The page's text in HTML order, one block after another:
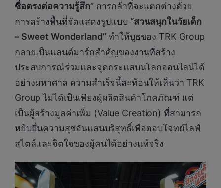
ซื่อตรงต่อความรู้สึก” การกล้าที่จะแตกต่างด้วย
การสร้างพื้นที่จัดแสดงรูปแบบ “สวนสนุกในวัยเด็ก
– Sweet Wonderland” ทำให้บูธของ TRK Group
กลายเป็นแลนด์มาร์กสำคัญของงานที่สร้าง
ประสบการณ์ร่วมและจุดกระแสบนโลกออนไลน์ได้
อย่างมหาศาล ความสำเร็จนี้สะท้อนให้เห็นว่า TRK
Group ไม่ได้เป็นเพียงผู้ผลิตสินค้าโภคภัณฑ์ แต่
เป็นผู้สร้างมูลค่าเพิ่ม (Value Creation) ที่สามารถ
หยิบยื่นความสุขอันแสนบริสุทธิ์เพื่อตอบโจทย์ไลฟ์
สไตล์และจิตใจของผู้คนได้อย่างแท้จริง